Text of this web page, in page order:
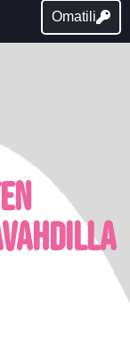
Omatili